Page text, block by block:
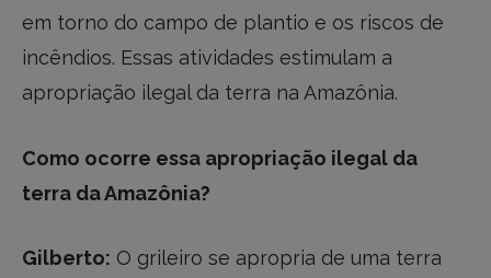
em torno do campo de plantio e os riscos de
incêndios. Essas atividades estimulam a
apropriação ilegal da terra na Amazônia.
Como ocorre essa apropriação ilegal da
terra da Amazônia?
Gilberto: O grileiro se apropria de uma terra